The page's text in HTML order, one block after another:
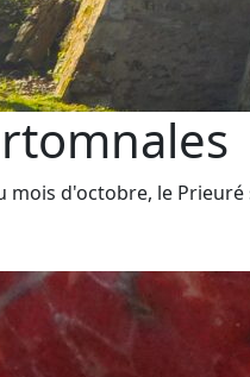
mois d'octobre, le